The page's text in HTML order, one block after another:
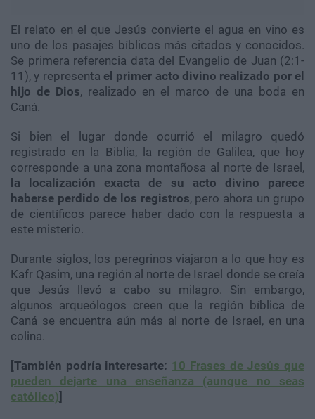
El relato en el que Jesús convierte el agua en vino es
uno de los pasajes bíblicos más citados y conocidos.
Se primera referencia data del Evangelio de Juan (2:1-
11), y representa el primer acto divino realizado por el
hijo de Dios, realizado en el marco de una boda en
Caná.
Si bien el lugar donde ocurrió el milagro quedó
registrado en la Biblia, la región de Galilea, que hoy
corresponde a una zona montañosa al norte de Israel,
la localización exacta de su acto divino parece
haberse perdido de los registros, pero ahora un grupo
de científicos parece haber dado con la respuesta a
este misterio.
Durante siglos, los peregrinos viajaron a lo que hoy es
Kafr Qasim, una región al norte de Israel donde se creía
que Jesús llevó a cabo su milagro. Sin embargo,
algunos arqueólogos creen que la región bíblica de
Caná se encuentra aún más al norte de Israel, en una
colina.
[También podría interesarte: 10 Frases de Jesús que
pueden dejarte una enseñanza (aunque no seas
católico)]